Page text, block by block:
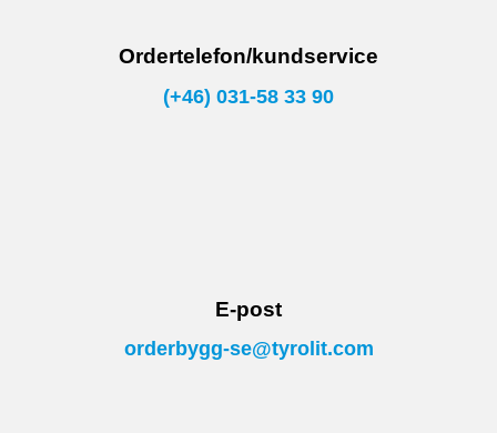
Ordertelefon/kundservice
(+46) 031-58 33 90
E-post
orderbygg-se@tyrolit.com